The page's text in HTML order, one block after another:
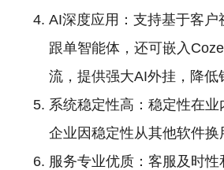
AI深度应用：支持基于客户
跟单智能体，还可嵌入
流，提供强大AI外挂，降低
系统稳定性高：稳定性在
企业因稳定性从其他软件换
服务专业优质：客服及时